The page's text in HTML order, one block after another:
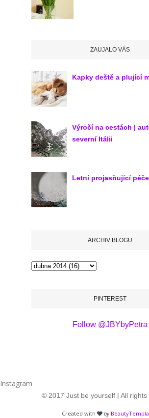
ZAUJALO VÁS
Kapky deště a plující
Výročí na cestách |
severní Itálii
Letní projasňující péče
ARCHIV BLOGU
PINTEREST
Follow @JBYbyPetra
Instagram
© 2017 Just be yourself | All rights
Created with by